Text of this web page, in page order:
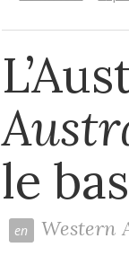
le
Western